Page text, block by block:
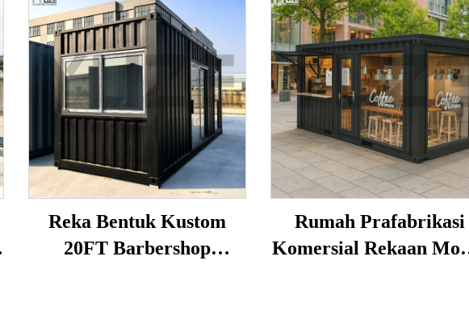
Reka Bentuk Kustom
20FT Barbershop
Rumah Prafabrikasi
Komersial Rekaan